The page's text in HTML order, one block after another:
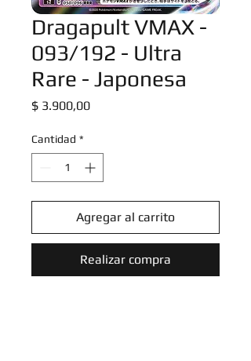
Dragapult VMAX -
093/192 - Ultra
Rare - Japonesa
$ 3.900,00Precio
Cantidad *
Agregar al carrito
Realizar compra